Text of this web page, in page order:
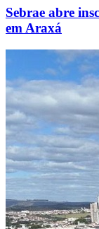
Sebrae abre
em Araxá